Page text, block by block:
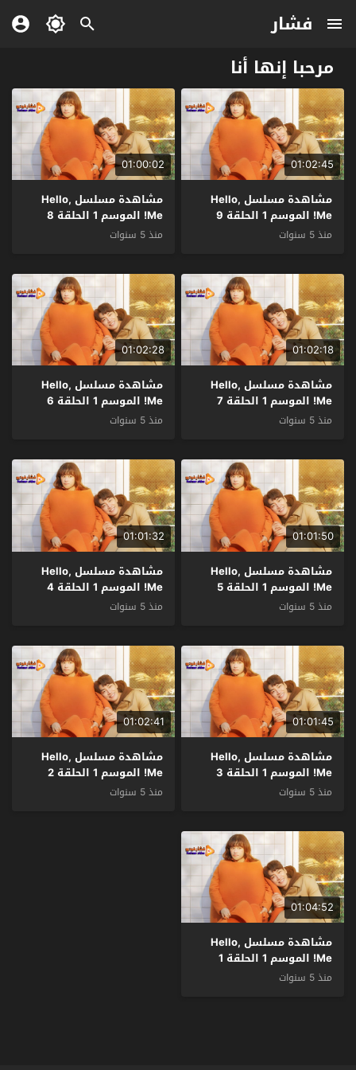
فشار
مرحبا إنها أنا
01:02:45
مشاهدة مسلسل Hello,
Me! الموسم 1 الحلقة 9
مترجم
منذ 5 سنوات
01:00:02
مشاهدة مسلسل Hello,
Me! الموسم 1 الحلقة 8
مترجم
منذ 5 سنوات
01:02:18
مشاهدة مسلسل Hello,
Me! الموسم 1 الحلقة 7
مترجم
منذ 5 سنوات
01:02:28
مشاهدة مسلسل Hello,
Me! الموسم 1 الحلقة 6
مترجم
منذ 5 سنوات
01:01:50
مشاهدة مسلسل Hello,
Me! الموسم 1 الحلقة 5
مترجم
منذ 5 سنوات
01:01:32
مشاهدة مسلسل Hello,
Me! الموسم 1 الحلقة 4
مترجم
منذ 5 سنوات
01:01:45
مشاهدة مسلسل Hello,
Me! الموسم 1 الحلقة 3
مترجم
منذ 5 سنوات
01:02:41
مشاهدة مسلسل Hello,
Me! الموسم 1 الحلقة 2
مترجم
منذ 5 سنوات
01:04:52
مشاهدة مسلسل Hello,
Me! الموسم 1 الحلقة 1
مترجم
منذ 5 سنوات